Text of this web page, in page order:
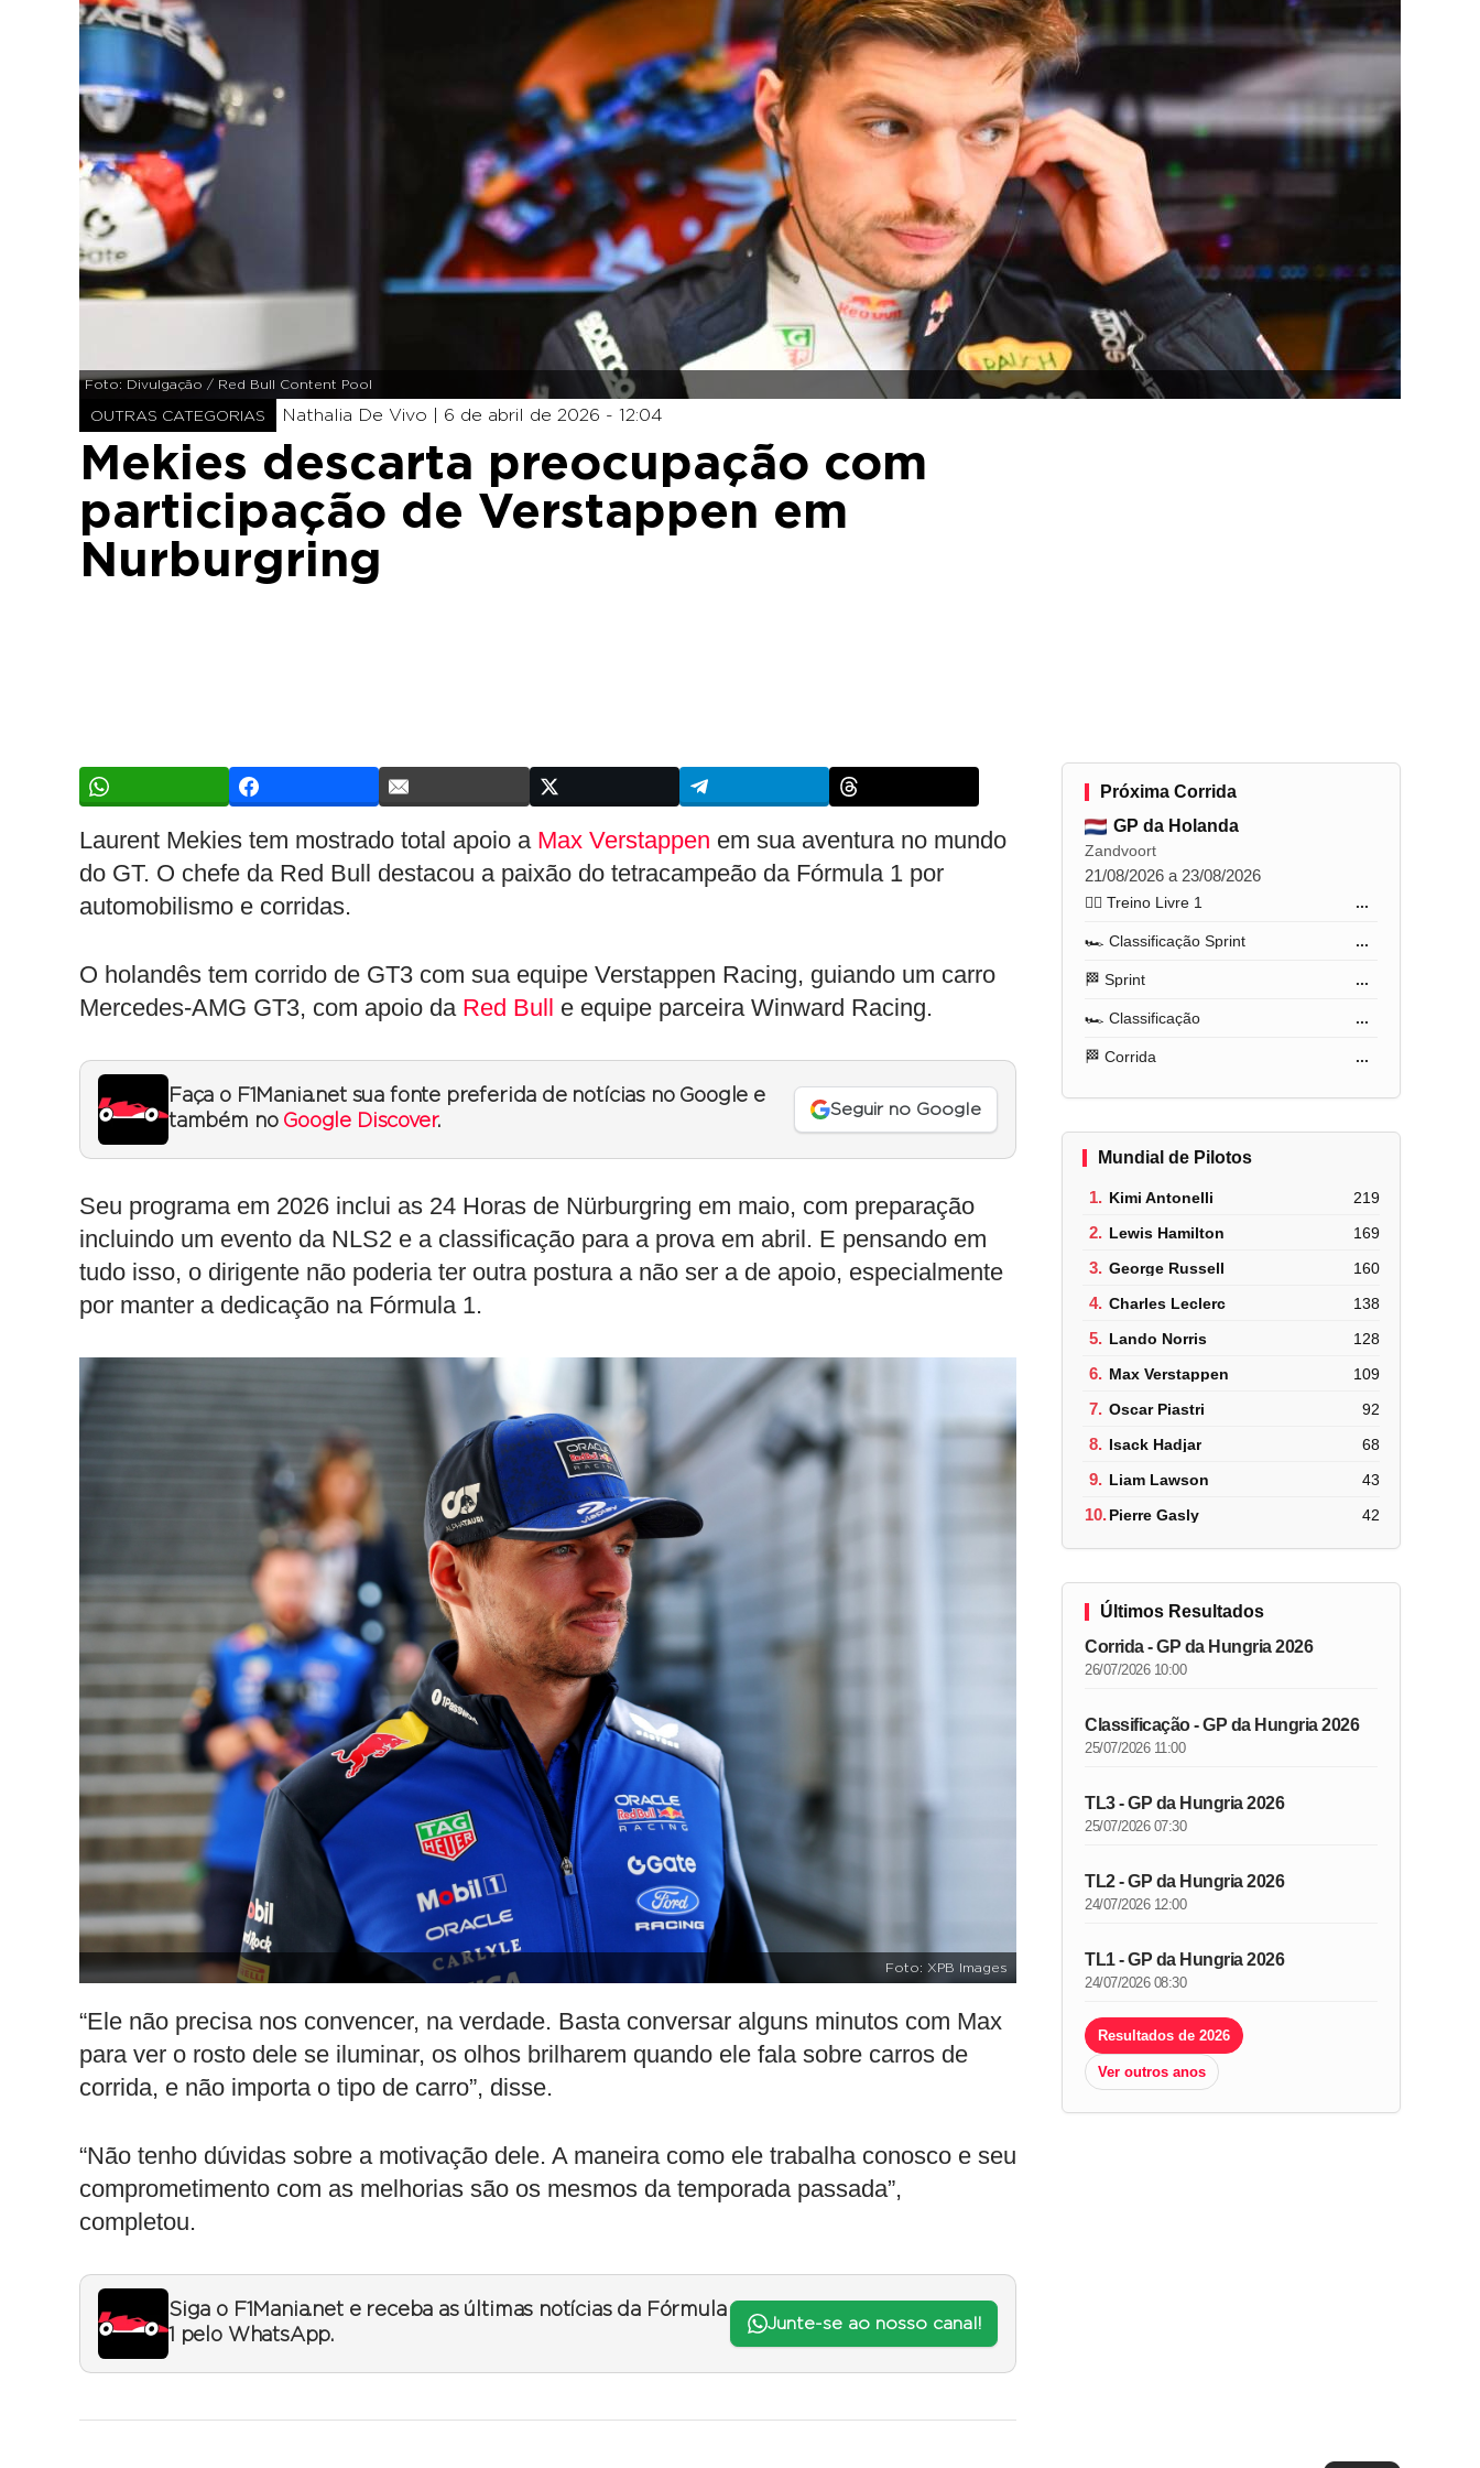
Foto: Divulgação / Red Bull Content Pool
OUTRAS CATEGORIAS Nathalia De Vivo | 6 de abril de 2026 - 12:04
Mekies descarta preocupação com
participação de Verstappen em
Nurburgring
Laurent Mekies tem mostrado total apoio a Max Verstappen em sua aventura no mundo
do GT. O chefe da Red Bull destacou a paixão do tetracampeão da Fórmula 1 por
automobilismo e corridas.
O holandês tem corrido de GT3 com sua equipe Verstappen Racing, guiando um carro
Mercedes-AMG GT3, com apoio da Red Bull e equipe parceira Winward Racing.
Faça o F1Mania.net sua fonte preferida de notícias no Google e
também no Google Discover.
Seguir no Google
Seu programa em 2026 inclui as 24 Horas de Nürburgring em maio, com preparação
incluindo um evento da NLS2 e a classificação para a prova em abril. E pensando em
tudo isso, o dirigente não poderia ter outra postura a não ser a de apoio, especialmente
por manter a dedicação na Fórmula 1.
Foto: XPB Images
“Ele não precisa nos convencer, na verdade. Basta conversar alguns minutos com Max
para ver o rosto dele se iluminar, os olhos brilharem quando ele fala sobre carros de
corrida, e não importa o tipo de carro”, disse.
“Não tenho dúvidas sobre a motivação dele. A maneira como ele trabalha conosco e seu
comprometimento com as melhorias são os mesmos da temporada passada”,
completou.
Siga o F1Mania.net e receba as últimas notícias da Fórmula
1 pelo WhatsApp.
Junte-se ao nosso canal!
Próxima Corrida
GP da Holanda
Zandvoort
21/08/2026 a 23/08/2026
🏋️‍♂️ Treino Livre 1 ...
🏎️ Classificação Sprint ...
🏁 Sprint ...
🏎️ Classificação ...
🏁 Corrida ...
Mundial de Pilotos
1. Kimi Antonelli 219
2. Lewis Hamilton 169
3. George Russell 160
4. Charles Leclerc 138
5. Lando Norris 128
6. Max Verstappen 109
7. Oscar Piastri 92
8. Isack Hadjar 68
9. Liam Lawson 43
10.Pierre Gasly 42
Últimos Resultados
Corrida - GP da Hungria 2026
26/07/2026 10:00
Classificação - GP da Hungria 2026
25/07/2026 11:00
TL3 - GP da Hungria 2026
25/07/2026 07:30
TL2 - GP da Hungria 2026
24/07/2026 12:00
TL1 - GP da Hungria 2026
24/07/2026 08:30
Resultados de 2026
Ver outros anos